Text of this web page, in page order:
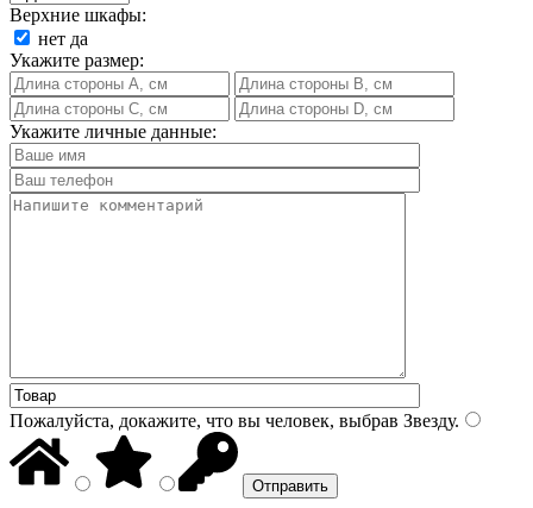
Верхние шкафы:
нет да
Укажите размер:
Укажите личные данные:
Пожалуйста, докажите, что вы человек, выбрав Звезду.